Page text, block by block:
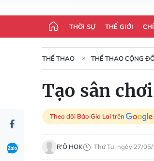
THỜI SỰ THẾ GIỚI
THỂ THAO THỂ THAO CỘNG
Tạo sân
Theo dõi Báo Gia Lai trên
R'Ô HOK Thứ Tư, ngày 27/